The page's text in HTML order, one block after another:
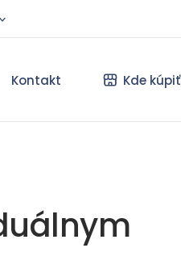
Kontakt Kde kúpiť